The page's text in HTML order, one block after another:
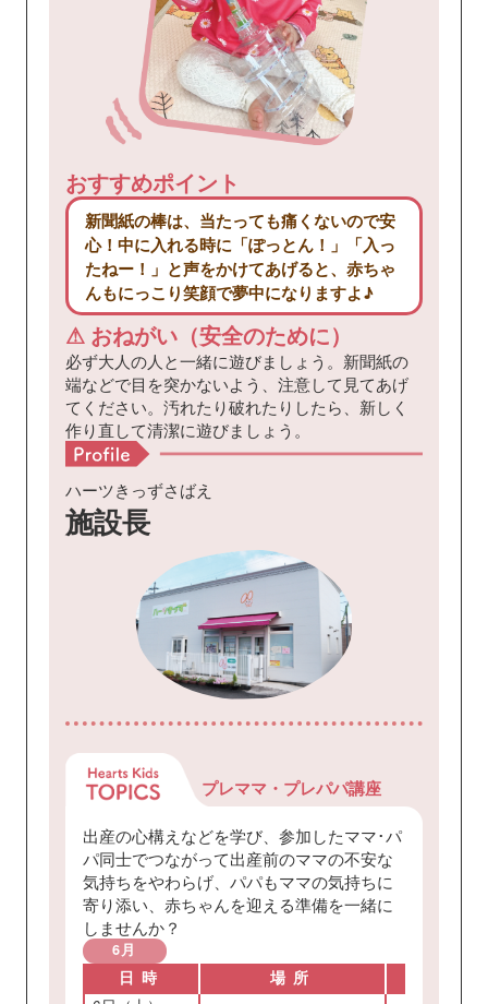
おすすめポイント
新聞紙の棒は、当たっても痛くないので安
心！中に入れる時に「ぽっとん！」「入っ
たねー！」と声をかけてあげると、赤ちゃ
んもにっこり笑顔で夢中になりますよ♪
⚠ おねがい（安全のために）
必ず大人の人と一緒に遊びましょう。新聞紙の
端などで目を突かないよう、注意して見てあげ
てください。汚れたり破れたりしたら、新しく
作り直して清潔に遊びましょう。
ハーツきっずさばえ
施設長
プレママ・ プレパパ講座
出産の心構えなどを学び、参加したママ･パ
パ同士でつながって出産前のママの不安な
気持ちをやわらげ、パパもママの気持ちに
寄り添い、赤ちゃんを迎える準備を一緒に
しませんか？
6月
日時
場所